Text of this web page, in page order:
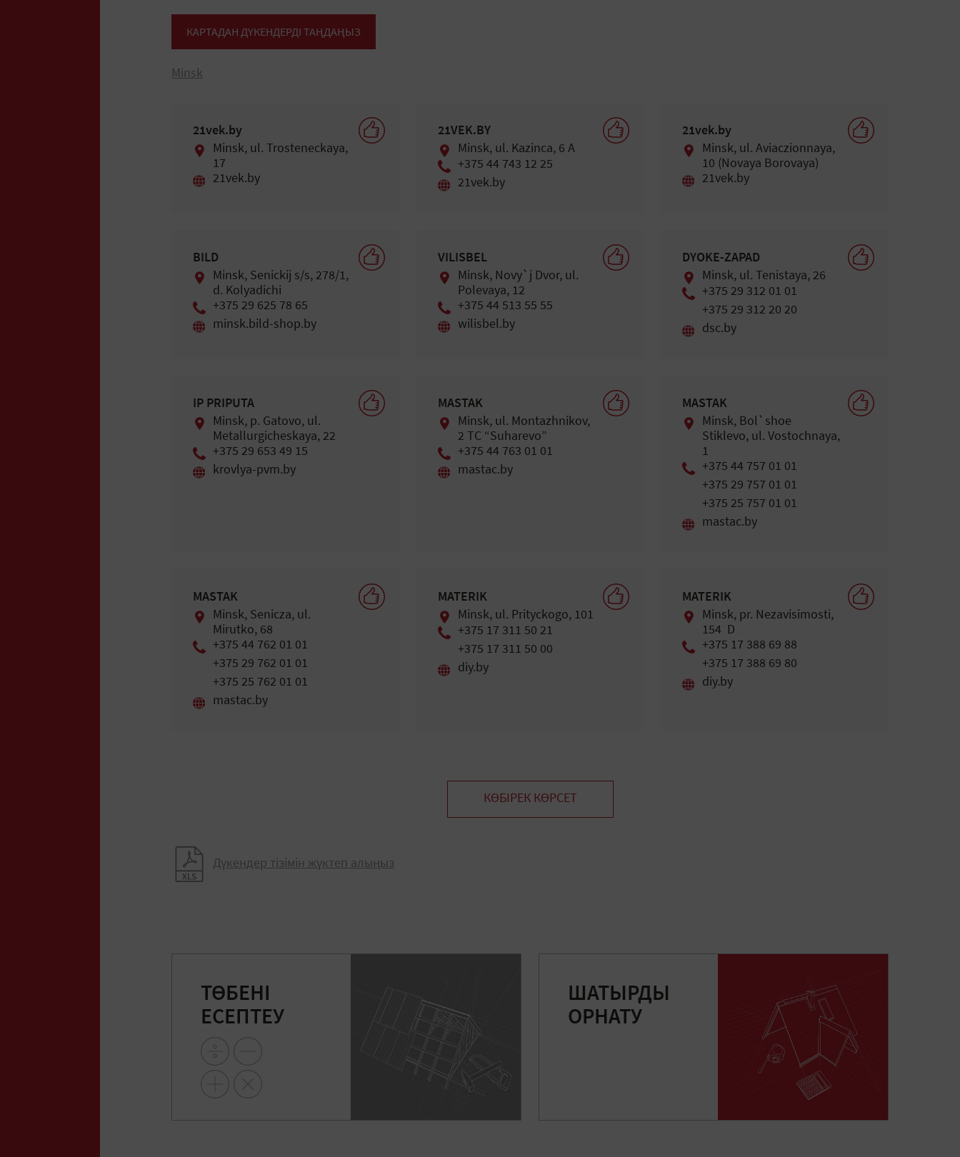
КАРТАДАН ДҮКЕНДЕРДІ ТАҢДАҢЫЗ
Minsk
21vek.by
Minsk, ul. Trosteneckaya,
17
21vek.by
21VEK.BY
Minsk, ul. Kazinca, 6 A
+375 44 743 12 25
21vek.by
21vek.by
Minsk, ul. Aviaczionnaya,
10 (Novaya Borovaya)
21vek.by
BILD
Minsk, Senickij s/s, 278/1,
d. Kolyadichi
+375 29 625 78 65
minsk.bild-shop.by
VILISBEL
Minsk, Novy`j Dvor, ul.
Polevaya, 12
+375 44 513 55 55
wilisbel.by
DYOKE-ZAPAD
Minsk, ul. Tenistaya, 26
+375 29 312 01 01
+375 29 312 20 20
dsc.by
IP PRIPUTA
Minsk, p. Gatovo, ul.
Metallurgicheskaya, 22
+375 29 653 49 15
krovlya-pvm.by
MASTAK
Minsk, ul. Montazhnikov,
2 TC “Suharevo”
+375 44 763 01 01
mastac.by
MASTAK
Minsk, Bol`shoe
Stiklevo, ul. Vostochnaya,
1
+375 44 757 01 01
+375 29 757 01 01
+375 25 757 01 01
mastac.by
MASTAK
Minsk, Senicza, ul.
Mirutko, 68
+375 44 762 01 01
+375 29 762 01 01
+375 25 762 01 01
mastac.by
MATERIK
Minsk, ul. Prityckogo, 101
+375 17 311 50 21
+375 17 311 50 00
diy.by
MATERIK
Minsk, pr. Nezavisimosti,
154 D
+375 17 388 69 88
+375 17 388 69 80
diy.by
КӨБІРЕК КӨРСЕТ
Дүкендер тізімін жүктеп алыңыз
ТӨБЕНІ
ЕСЕПТЕУ
ШАТЫРДЫ
ОРНАТУ